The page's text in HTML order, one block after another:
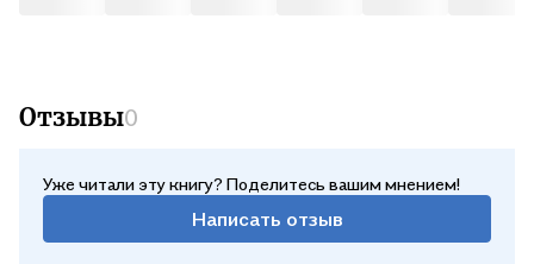
Отзывы0
Уже читали эту книгу? Поделитесь вашим мнением!
Написать отзыв